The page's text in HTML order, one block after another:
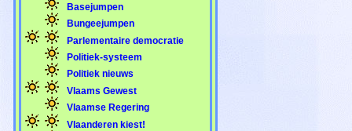
Basejumpen
Bungeejumpen
Parlementaire democratie
Politiek-systeem
Politiek nieuws
Vlaams Gewest
Vlaamse Regering
Vlaanderen kiest!